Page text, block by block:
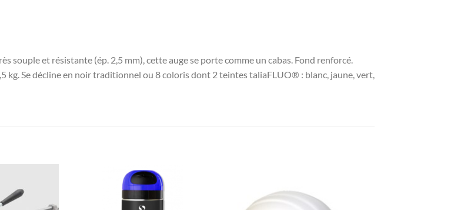
souple et résistante (ép. 2,5 mm), cette auge se porte comme un cabas. Fond renforcé.
kg. Se décline en noir traditionnel ou 8 coloris dont 2 teintes taliaFLUO® : blanc, jaune, vert,